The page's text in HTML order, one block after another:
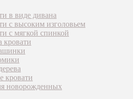
в виде дивана
с высоким изголовьем
с мягкой спинкой
кровати
кровати
новорожденных